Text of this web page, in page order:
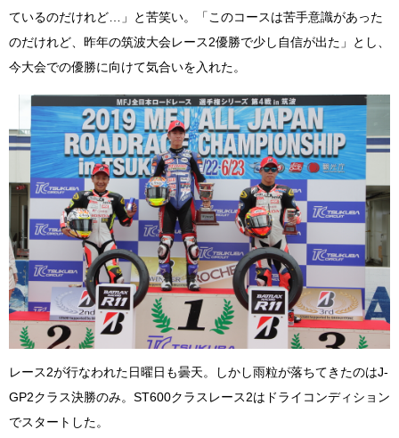
ているのだけれど…」と苦笑い。「このコースは苦手意識があった
のだけれど、昨年の筑波大会レース2優勝で少し自信が出た」とし、
今大会での優勝に向けて気合いを入れた。
レース2が行なわれた日曜日も曇天。しかし雨粒が落ちてきたのはJ-
GP2クラス決勝のみ。ST600クラスレース2はドライコンディション
でスタートした。